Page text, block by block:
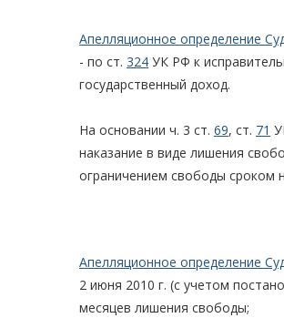
Апелляционное определение
- по ст. 324 УК РФ к
государственный доход.
На основании ч. 3 ст. 69, ст. 71
наказание в виде лишения
ограничением свободы сроком
Апелляционное определение
2 июня 2010 г. (с учетом
месяцев лишения свободы;